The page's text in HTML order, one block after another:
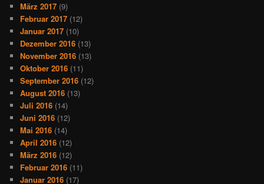
März 2017 (9)
Februar 2017 (12)
Januar 2017 (10)
Dezember 2016 (13)
November 2016 (13)
Oktober 2016 (11)
September 2016 (12)
August 2016 (13)
Juli 2016 (14)
Juni 2016 (12)
Mai 2016 (14)
April 2016 (12)
März 2016 (12)
Februar 2016 (11)
Januar 2016 (17)